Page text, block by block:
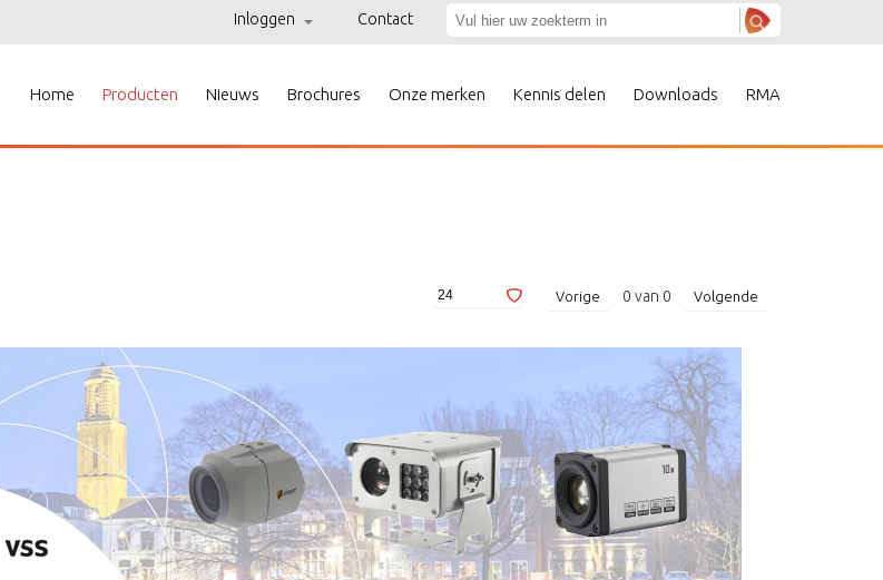
Inloggen Contact
Home Producten Nieuws Brochures Onze merken Kennis delen Downloads RMA
Vorige 0 van 0 Volgende